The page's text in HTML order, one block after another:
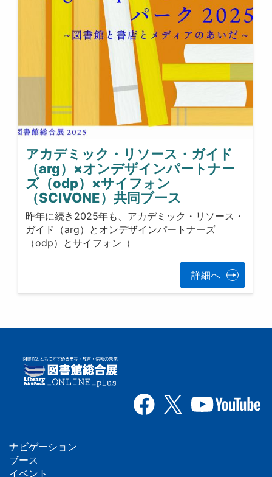
アカデミック・リソース・ガイド
（arg）×オンデザインパートナー
ズ（odp）×サイフォン
（SCIVONE）共同ブース
昨年に続き2025年も、アカデミック・リソース・
ガイド（arg）とオンデザインパートナーズ
（odp）とサイフォン（
詳細へ
フ
ナビゲーション
ブース
イベント